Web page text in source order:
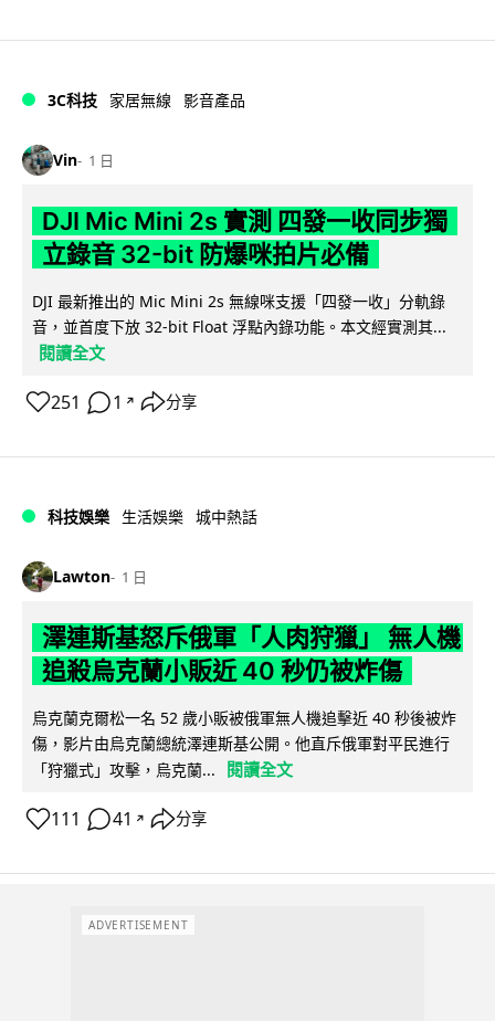
3C科技 家居無線 影音產品
Vin 1 日
DJI Mic Mini 2s 實測 四發一收同步獨
立錄音 32-bit 防爆咪拍片必備
DJI 最新推出的 Mic Mini 2s 無線咪支援「四發一收」分軌錄
音，並首度下放 32-bit Float 浮點內錄功能。本文經實測其...
閱讀全文
251 1 ↗ 分享
科技娛樂 生活娛樂 城中熱話
Lawton 1 日
澤連斯基怒斥俄軍「人肉狩獵」 無人機
追殺烏克蘭小販近 40 秒仍被炸傷
烏克蘭克爾松一名 52 歲小販被俄軍無人機追擊近 40 秒後被炸
傷，影片由烏克蘭總統澤連斯基公開。他直斥俄軍對平民進行
「狩獵式」攻擊，烏克蘭...
閱讀全文
111 41 ↗ 分享
ADVERTISEMENT